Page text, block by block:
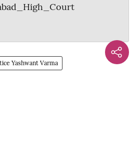
Yashwant Varma